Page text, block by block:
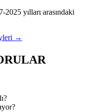
-2025 yılları arasındaki
→